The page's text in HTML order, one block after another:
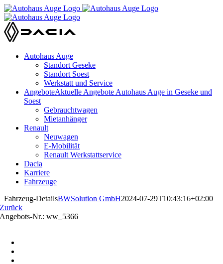
Zum
Inhalt
springen
Autohaus Auge
Standort Geseke
Standort Soest
Werkstatt und Service
AngeboteAktuelle Angebote Autohaus Auge in Geseke und
Soest
Gebrauchtwagen
Mietanhänger
Renault
Neuwagen
E-Mobilität
Renault Werkstattservice
Dacia
Karriere
Fahrzeuge
Fahrzeug-DetailsBWSolution GmbH2024-07-29T10:43:16+02:00
Zurück
Angebots-Nr.: ww_5366